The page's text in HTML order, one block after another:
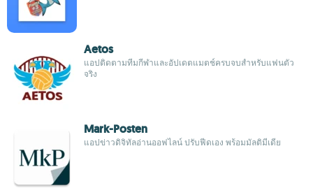
Aetos
แอปติดตามทีมกีฬาและอัปเดตแมตช์ครบจบสำหรับแฟนตัว
จริง
Mark-Posten
แอปข่าวดิจิทัลอ่านออฟไลน์ ปรับฟีดเอง พร้อมมัลติมีเดีย